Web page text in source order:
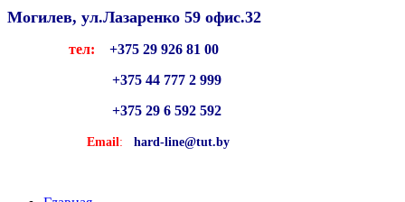
Могилев, ул.Лазаренко 59 офис.32
тел: +375 29 926 81 00
+375 44 777 2 999
+375 29 6 592 592
Email: hard-line@tut.by